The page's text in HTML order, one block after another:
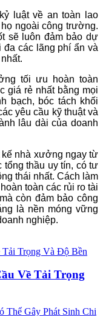
luật về an toàn lao
ngoài công trường.
sẽ luôn đảm bảo dự
đa các lãng phí ẩn và
tối ưu hoàn toàn
giá rẻ nhất bằng mọi
bạch, bóc tách khối
yêu cầu kỹ thuật và
lâu dài của doanh
nhà xưởng ngay từ
tổng thầu uy tín, có tư
thái nhất. Cách làm
toàn các rủi ro tài
còn đảm bảo công
là nền móng vững
nghiệp.
Về Tải Trọng